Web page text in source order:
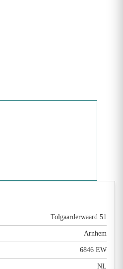
Tolgaarderwaard 51
Arnhem
6846 EW
NL